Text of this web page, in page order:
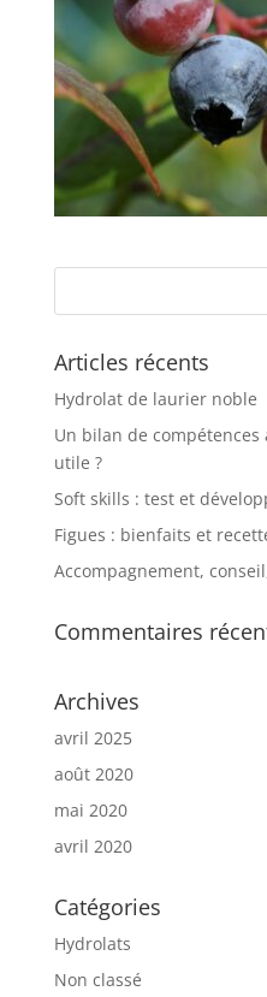
Articles récents
Hydrolat de laurier noble
Un bilan de compétences
utile ?
Soft skills : test et
Figues : bienfaits et
Accompagnement,
Commentaires
Archives
avril 2025
août 2020
mai 2020
avril 2020
Catégories
Hydrolats
Non classé